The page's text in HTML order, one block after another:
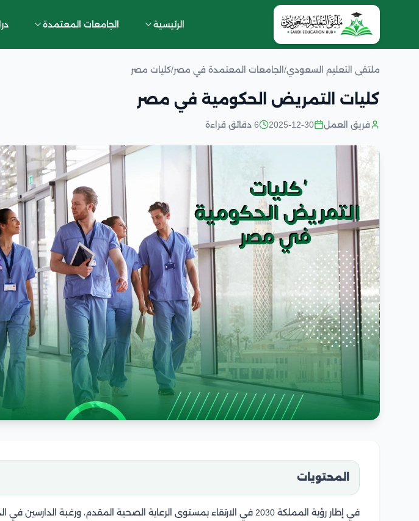
الرئيسية الجامعات المعتمدة
ملتقى التعليم السعودي/ الجامعات المعتمدة في مصر/كليات مصر
كليات التمريض الحكومية في مصر
فريق العمل 2025-12-30 6 دقائق قراءة
المحتويات
في إطار رؤية المملكة 2030 في الارتقاء بمستوى الرعاية الصحية المقدم، ورغبة الدارسين